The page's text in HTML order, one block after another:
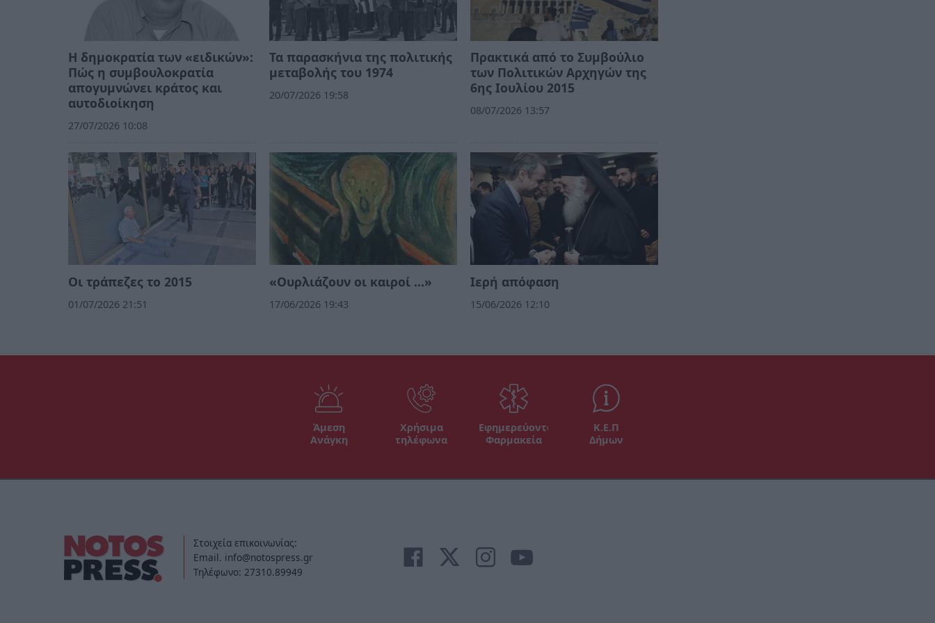
Η δημοκρατία των «ειδικών»:
Πώς η συμβουλοκρατία
απογυμνώνει κράτος και
αυτοδιοίκηση
27/07/2026 10:08
Τα παρασκήνια της πολιτικής
μεταβολής του 1974
20/07/2026 19:58
Πρακτικά από το Συμβούλιο
των Πολιτικών Αρχηγών της
6ης Ιουλίου 2015
08/07/2026 13:57
Οι τράπεζες το 2015
01/07/2026 21:51
«Ουρλιάζουν οι καιροί …»
17/06/2026 19:43
Ιερή απόφαση
15/06/2026 12:10
Άμεση
Ανάγκη
Χρήσιμα
τηλέφωνα
Εφημερεύοντα
Φαρμακεία
Κ.Ε.Π
Δήμων
Στοιχεία επικοινωνίας:
Email. info@notospress.gr
Τηλέφωνο: 27310.89949